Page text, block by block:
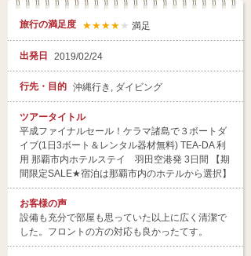
旅行の満足度 ★★★★ ★ 満足
出発日 2019/02/24
行先・目的 沖縄行き, ダイビング
ツアータイトル
平成ファイナルセール！ケラマ諸島で３ボートダ
イブ(1日3ボート＆レンタル器材無料) TEA-DA 利
用 那覇市内ホテルステイ 羽田空港発 3日間 【期
間限定SALE★宿泊は那覇市内のホテルから選択】
お客様の声
設備も充分で部屋も思っていた以上に広く清潔で
した。フロントの方の対応も良かったてす。